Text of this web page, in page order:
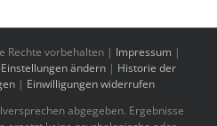
Rechte vorbehalten | Impressum |
ändern| Historie der
| Einwilligungen widerrufen
abgegeben. Ergebnisse